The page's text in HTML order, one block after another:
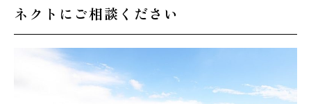
ネクトにご相談ください